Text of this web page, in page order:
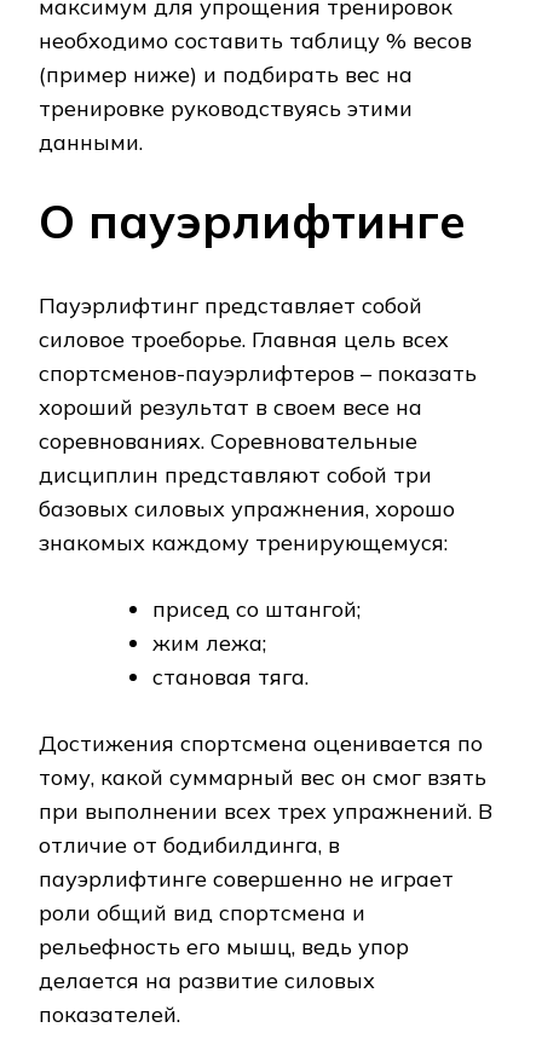
максимум для упрощения тренировок
необходимо составить таблицу % весов
(пример ниже) и подбирать вес на
тренировке руководствуясь этими
данными.
О пауэрлифтинге
Пауэрлифтинг представляет собой
силовое троеборье. Главная цель всех
спортсменов-пауэрлифтеров – показать
хороший результат в своем весе на
соревнованиях. Соревновательные
дисциплин представляют собой три
базовых силовых упражнения, хорошо
знакомых каждому тренирующемуся:
присед со штангой;
жим лежа;
становая тяга.
Достижения спортсмена оценивается по
тому, какой суммарный вес он смог взять
при выполнении всех трех упражнений. В
отличие от бодибилдинга, в
пауэрлифтинге совершенно не играет
роли общий вид спортсмена и
рельефность его мышц, ведь упор
делается на развитие силовых
показателей.